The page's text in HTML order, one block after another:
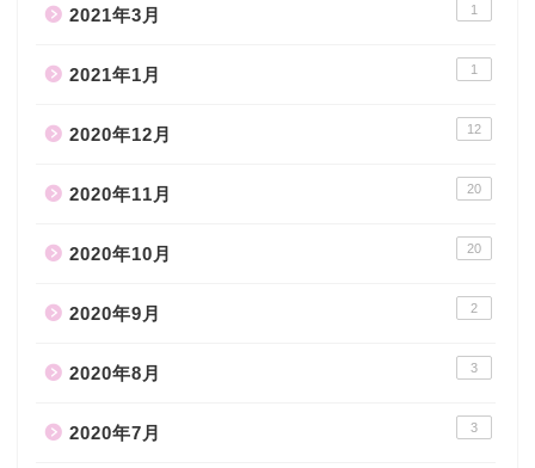
2021年3月 1
2021年1月 1
2020年12月 12
2020年11月 20
2020年10月 20
2020年9月 2
2020年8月 3
2020年7月 3